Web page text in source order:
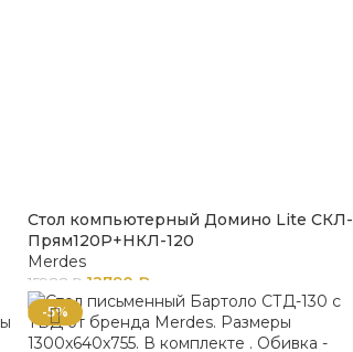
Стол компьютерный Домино Lite СКЛ-
Прям120Р+НКЛ-120
Merdes
15988 ₽ 12790 ₽
-5%